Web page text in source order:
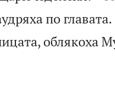
по главата.
облякоха